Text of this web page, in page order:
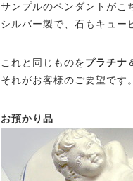
サンプルのペンダントがこ
シルバー製で、石もキュー
これと同じものをプラチナ
それがお客様のご要望です。
お預かり品